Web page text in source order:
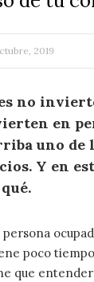
2019
no
en
uno de
Y en
poco
que entender